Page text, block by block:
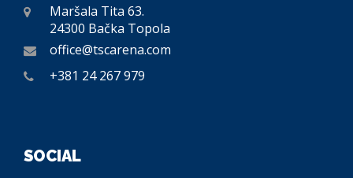
Maršala Tita 63.
24300 Bačka Topola
office@tscarena.com
+381 24 267 979
SOCIAL